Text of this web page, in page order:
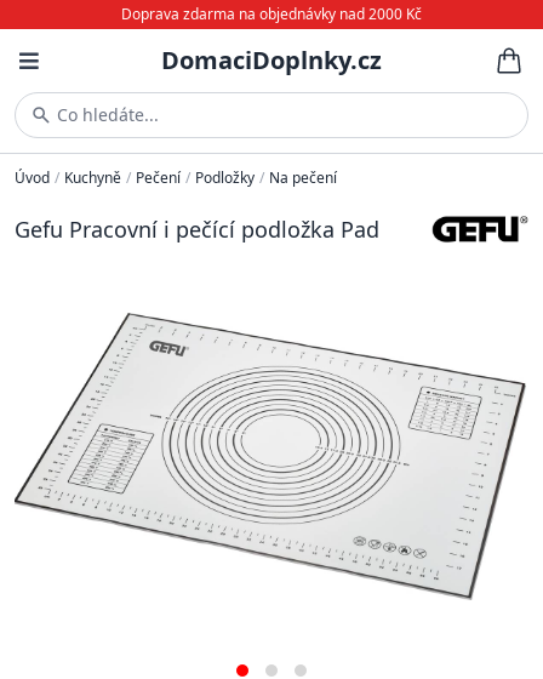
Doprava zdarma na objednávky nad 2000 Kč
DomaciDoplnky.cz
Co hledáte...
Úvod / Kuchyně / Pečení / Podložky / Na pečení
Gefu Pracovní i pečící podložka Pad